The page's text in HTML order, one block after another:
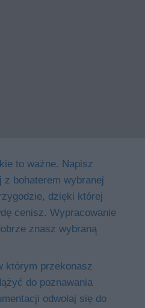
to ważne. Napisz
z bohaterem wybranej
dzięki której
cenisz. Wypracowanie
znasz wybraną
którym przekonasz
do poznawania
odwołaj się do